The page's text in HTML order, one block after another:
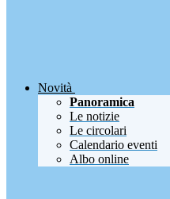
Novità
Panoramica
Le notizie
Le circolari
Calendario eventi
Albo online